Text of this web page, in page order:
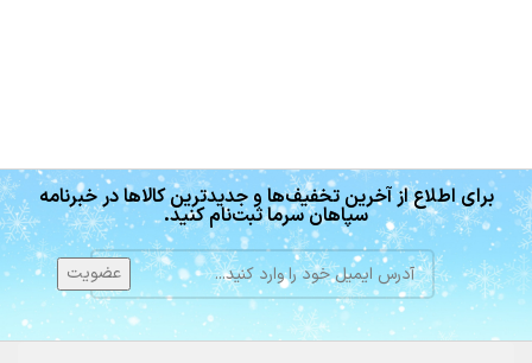
برای اطلاع از آخرین تخفیف‌ها و جدیدترین کالاها در خبرنامه
سپاهان سرما ثبت‌نام کنید.